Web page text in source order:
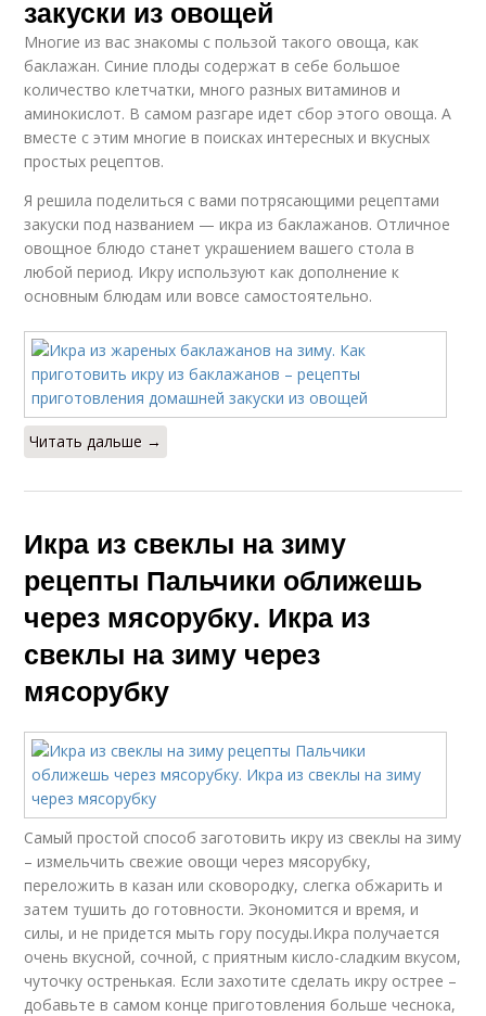
закуски из овощей
Многие из вас знакомы с пользой такого овоща, как
баклажан. Синие плоды содержат в себе большое
количество клетчатки, много разных витаминов и
аминокислот. В самом разгаре идет сбор этого овоща. А
вместе с этим многие в поисках интересных и вкусных
простых рецептов.
Я решила поделиться с вами потрясающими рецептами
закуски под названием — икра из баклажанов. Отличное
овощное блюдо станет украшением вашего стола в
любой период. Икру используют как дополнение к
основным блюдам или вовсе самостоятельно.
Читать дальше →
Икра из свеклы на зиму
рецепты Пальчики оближешь
через мясорубку. Икра из
свеклы на зиму через
мясорубку
Самый простой способ заготовить икру из свеклы на зиму
– измельчить свежие овощи через мясорубку,
переложить в казан или сковородку, слегка обжарить и
затем тушить до готовности. Экономится и время, и
силы, и не придется мыть гору посуды.Икра получается
очень вкусной, сочной, с приятным кисло-сладким вкусом,
чуточку остренькая. Если захотите сделать икру острее –
добавьте в самом конце приготовления больше чеснока,